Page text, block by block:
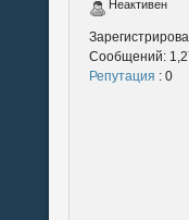
Неактивен
Сообщений:
Репутация : 0